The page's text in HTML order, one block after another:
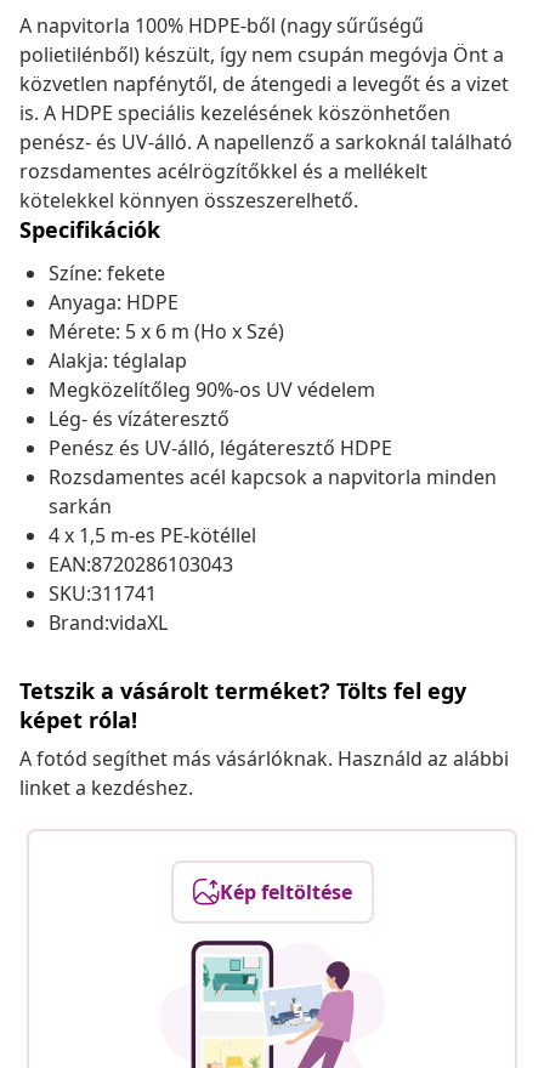
A napvitorla 100% HDPE-ből (nagy sűrűségű
polietilénből) készült, így nem csupán megóvja Önt a
közvetlen napfénytől, de átengedi a levegőt és a vizet
is. A HDPE speciális kezelésének köszönhetően
penész- és UV-álló. A napellenző a sarkoknál található
rozsdamentes acélrögzítőkkel és a mellékelt
kötelekkel könnyen összeszerelhető.
Specifikációk
Színe: fekete
Anyaga: HDPE
Mérete: 5 x 6 m (Ho x Szé)
Alakja: téglalap
Megközelítőleg 90%-os UV védelem
Lég- és vízáteresztő
Penész és UV-álló, légáteresztő HDPE
Rozsdamentes acél kapcsok a napvitorla minden
sarkán
4 x 1,5 m-es PE-kötéllel
EAN:8720286103043
SKU:311741
Brand:vidaXL
Tetszik a vásárolt terméket? Tölts fel egy
képet róla!
A fotód segíthet más vásárlóknak. Használd az alábbi
linket a kezdéshez.
Kép feltöltése